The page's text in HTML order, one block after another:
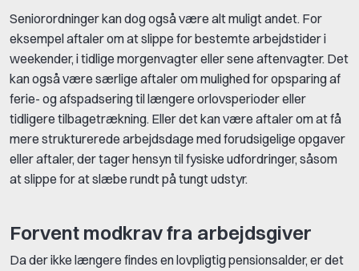
Seniorordninger kan dog også være alt muligt andet. For
eksempel aftaler om at slippe for bestemte arbejdstider i
weekender, i tidlige morgenvagter eller sene aftenvagter. Det
kan også være særlige aftaler om mulighed for opsparing af
ferie- og afspadsering til længere orlovsperioder eller
tidligere tilbagetrækning. Eller det kan være aftaler om at få
mere strukturerede arbejdsdage med forudsigelige opgaver
eller aftaler, der tager hensyn til fysiske udfordringer, såsom
at slippe for at slæbe rundt på tungt udstyr.
Forvent modkrav fra arbejdsgiver
Da der ikke længere findes en lovpligtig pensionsalder, er det